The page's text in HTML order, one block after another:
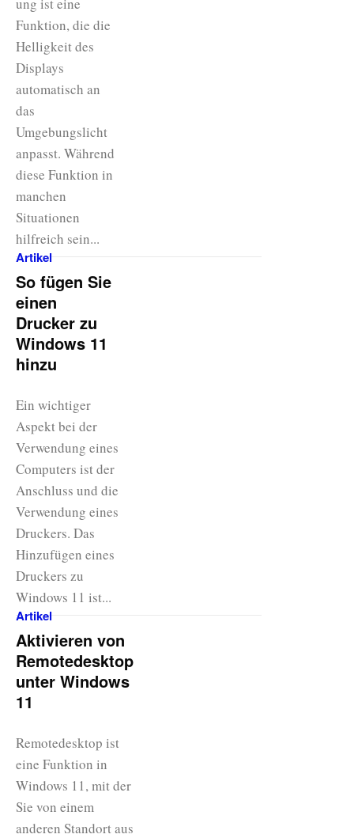
ung ist eine
Funktion, die die
Helligkeit des
Displays
automatisch an
das
Umgebungslicht
anpasst. Während
diese Funktion in
manchen
Situationen
hilfreich sein...
Artikel
So fügen Sie
einen
Drucker zu
Windows 11
hinzu
Ein wichtiger
Aspekt bei der
Verwendung eines
Computers ist der
Anschluss und die
Verwendung eines
Druckers. Das
Hinzufügen eines
Druckers zu
Windows 11 ist...
Artikel
Aktivieren von
Remotedesktop
unter Windows
11
Remotedesktop ist
eine Funktion in
Windows 11, mit der
Sie von einem
anderen Standort aus